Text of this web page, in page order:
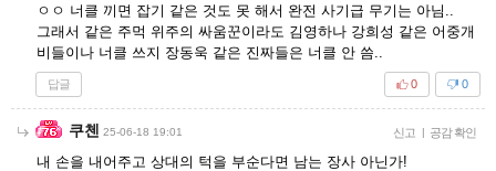
ㅇㅇ 너클 끼면 잡기 같은 것도 못 해서 완전 사기급 무기는 아님..
그래서 같은 주먹 위주의 싸움꾼이라도 김영하나 강희성 같은 어중개
비들이나 너클 쓰지 장동욱 같은 진짜들은 너클 안 씀..
답글 0
0
쿠첸 25-06-18 19:01 신고 | 공감 확인
내 손을 내어주고 상대의 턱을 부순다면 남는 장사 아닌가!